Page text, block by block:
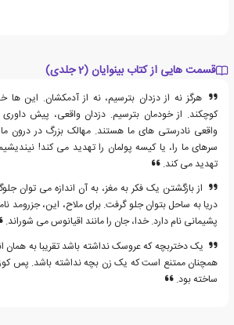
قسمت هایی از کتاب بینوایان (2 جلدی)
هرگز نه از دزدان بترسیم، نه از آدمکشان. این ها
کوچکند. از خودمان بترسیم. دزدان واقعی، پیش
واقعی نادرستی های ما هستند. مهالک بزرگ در درون
سرهای ما را، یا کیسه پولمان را تهدید می کند!
تهدید می کند.
از بازگشتن یک فکر به مغز، به آن اندازه می توان
دریا به ساحل بتوان جلو گرفت. برای ملاح، این، جزرومد
پشیمانی نام دارد. خدا، جان را مانند اقیانوس می شوراند.
یک دختربچه که عروسک نداشته باشد تقریبا به همان
همچنان ممتنع است که یک زن بچه نداشته باشد. پس
ساخته بود.